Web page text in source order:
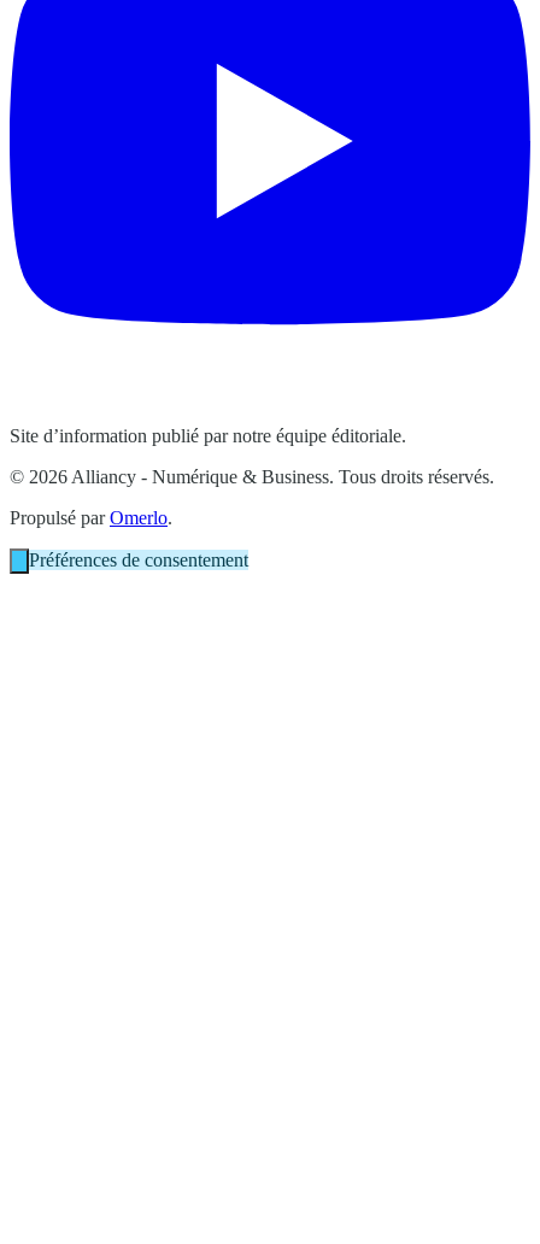
Site d’information publié par notre équipe éditoriale.
© 2026 Alliancy - Numérique & Business. Tous droits réservés.
Propulsé parOmerlo.
Préférences de consentement